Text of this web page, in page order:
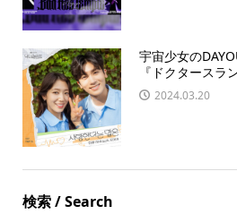
宇宙少女の
『ドクタースラ
2024.03.20
検索 / Search